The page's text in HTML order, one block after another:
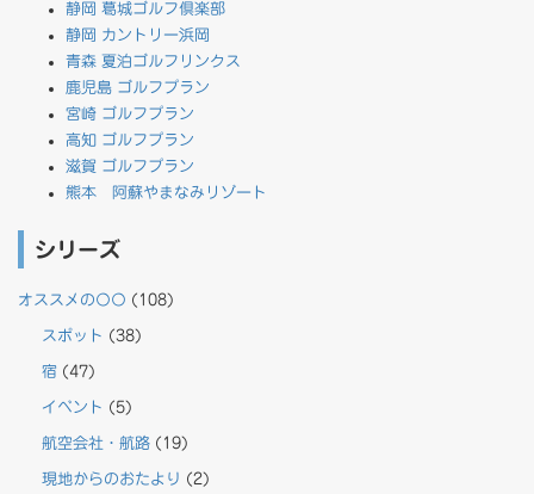
静岡 葛城ゴルフ倶楽部
静岡 カントリー浜岡
青森 夏泊ゴルフリンクス
鹿児島 ゴルフプラン
宮崎 ゴルフプラン
高知 ゴルフプラン
滋賀 ゴルフプラン
熊本 阿蘇やまなみリゾート
シリーズ
オススメの〇〇 (108)
スポット (38)
宿(47)
イベント (5)
航空会社・航路(19)
現地からのおたより (2)